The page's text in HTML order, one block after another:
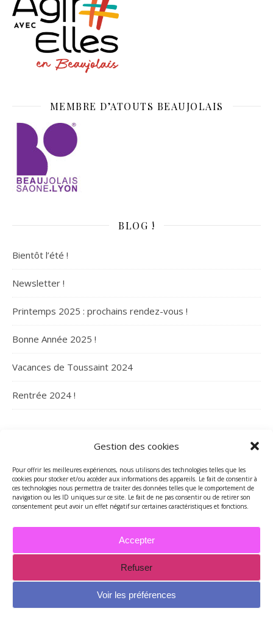
Gestion des cookies
Pour offrir les meilleures expériences, nous utilisons des technologies telles que les
cookies pour stocker et/ou accéder aux informations des appareils. Le fait de consentir à
ces technologies nous permettra de traiter des données telles que le comportement de
navigation ou les ID uniques sur ce site. Le fait de ne pas consentir ou de retirer son
consentement peut avoir un effet négatif sur certaines caractéristiques et fonctions.
Accepter
Refuser
Voir les préférences
MEMBRE D’ATOUTS BEAUJOLAIS
BLOG !
Bientôt l’été !
Newsletter !
Printemps 2025 : prochains rendez-vous !
Bonne Année 2025 !
Vacances de Toussaint 2024
Rentrée 2024 !
ARCHIVES
Archives
2026 - Tous droits réservés - Merci de contacter Marie-Maguelone
mariemcreations@free.fr